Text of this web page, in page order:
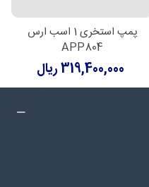
پمپ استخری 1 اسب ارس
APP804
319,400,000 ریال